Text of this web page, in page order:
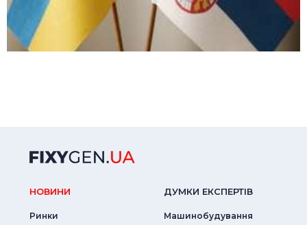
НОВИНИ
Ринки
ДУМКИ ЕКСПЕРТIВ
Машинобудування